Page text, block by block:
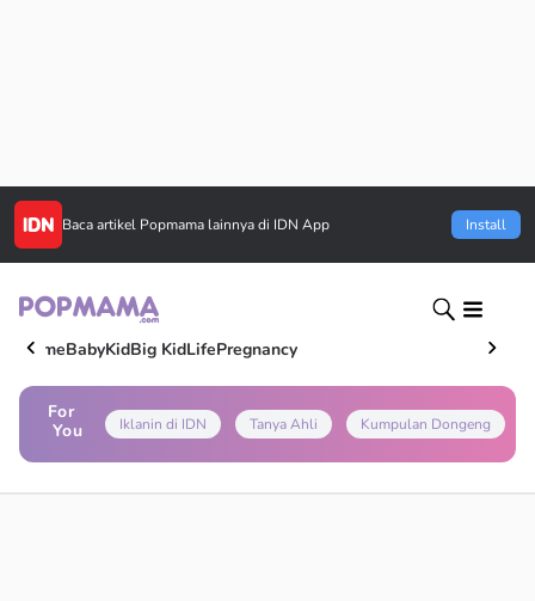
Baca artikel Popmama lainnya di IDN App Install
HomeBabyKidBig KidLifePregnancy
For
You
Iklanin di IDN Tanya Ahli Kumpulan Dongeng